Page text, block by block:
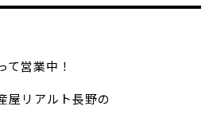
217-8533
定についてはこちら
アクセス
て営業中！
屋リアルト長野の